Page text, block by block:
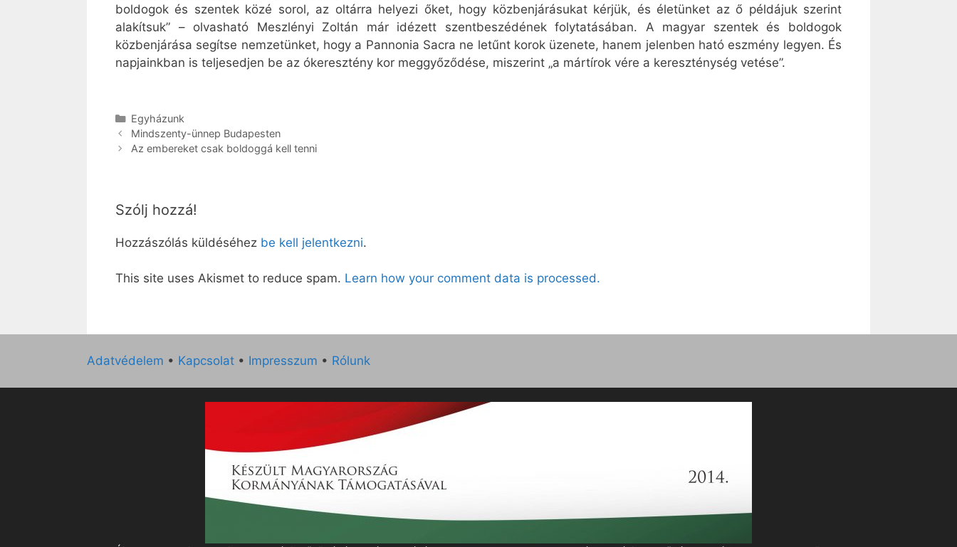
boldogok és szentek közé sorol, az oltárra helyezi őket, hogy közbenjárásukat kérjük, és életünket az ő példájuk szerint
alakítsuk” – olvasható Meszlényi Zoltán már idézett szentbeszédének folytatásában. A magyar szentek és boldogok
közbenjárása segítse nemzetünket, hogy a Pannonia Sacra ne letűnt korok üzenete, hanem jelenben ható eszmény legyen. És
napjainkban is teljesedjen be az ókeresztény kor meggyőződése, miszerint „a mártírok vére a kereszténység vetése”.
Kategória
Egyházunk
Mindszenty-ünnep Budapesten
Az embereket csak boldoggá kell tenni
Szólj hozzá!
Hozzászólás küldéséhez be kell jelentkezni.
This site uses Akismet to reduce spam. Learn how your comment data is processed.
Adatvédelem • Kapcsolat • Impresszum • Rólunk